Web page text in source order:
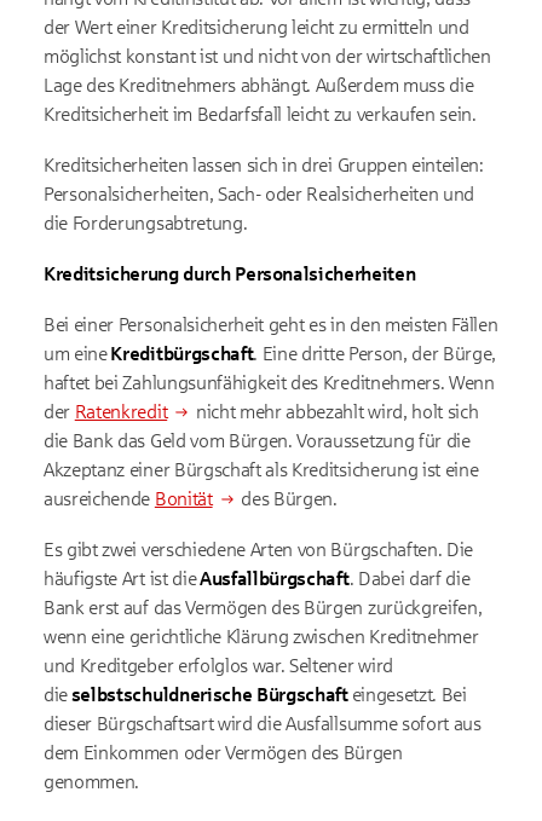
der Wert einer Kreditsicherung leicht zu ermitteln und
möglichst konstant ist und nicht von der wirtschaftlichen
Lage des Kreditnehmers abhängt. Außerdem muss die
Kreditsicherheit im Bedarfsfall leicht zu verkaufen sein.
Kreditsicherheiten lassen sich in drei Gruppen einteilen:
Personalsicherheiten, Sach- oder Realsicherheiten und
die Forderungsabtretung.
Kreditsicherung durch Personalsicherheiten
Bei einer Personalsicherheit geht es in den meisten Fällen
um eineKreditbürgschaft. Eine dritte Person, der Bürge,
haftet bei Zahlungsunfähigkeit des Kreditnehmers. Wenn
der Ratenkredit
nicht mehr abbezahlt wird, holt sich
die Bank das Geld vom Bürgen. Voraussetzung für die
Akzeptanz einer Bürgschaft als Kreditsicherung ist eine
ausreichende Bonität des Bürgen.
Es gibt zwei verschiedene Arten von Bürgschaften. Die
häufigste Art ist dieAusfallbürgschaft. Dabei darf die
Bank erst auf das Vermögen des Bürgen zurückgreifen,
wenn eine gerichtliche Klärung zwischen Kreditnehmer
und Kreditgeber erfolglos war. Seltener wird
dieselbstschuldnerische Bürgschaft eingesetzt. Bei
dieser Bürgschaftsart wird die Ausfallsumme sofort aus
dem Einkommen oder Vermögen des Bürgen
genommen.